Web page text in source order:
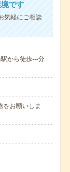
です
気軽にご相談
から徒歩---分
をお願いしま